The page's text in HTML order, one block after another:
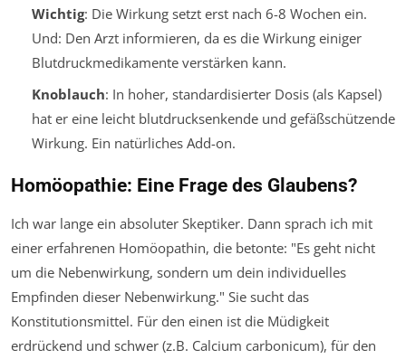
Wichtig: Die Wirkung setzt erst nach 6-8 Wochen ein.
Und: Den Arzt informieren, da es die Wirkung einiger
Blutdruckmedikamente verstärken kann.
Knoblauch: In hoher, standardisierter Dosis (als Kapsel)
hat er eine leicht blutdrucksenkende und gefäßschützende
Wirkung. Ein natürliches Add-on.
Homöopathie: Eine Frage des Glaubens?
Ich war lange ein absoluter Skeptiker. Dann sprach ich mit
einer erfahrenen Homöopathin, die betonte: "Es geht nicht
um die Nebenwirkung, sondern um dein individuelles
Empfinden dieser Nebenwirkung." Sie sucht das
Konstitutionsmittel. Für den einen ist die Müdigkeit
erdrückend und schwer (z.B. Calcium carbonicum), für den